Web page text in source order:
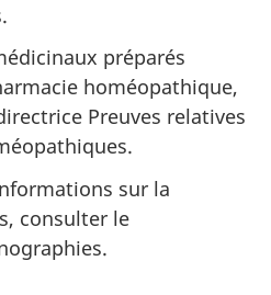
préparés
homéopathique,
Preuves relatives
sur la
consulter le